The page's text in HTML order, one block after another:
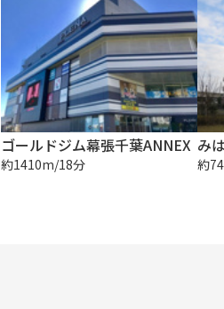
ゴールドジム幕張千葉ANNEX
約1410m/18分
み
約